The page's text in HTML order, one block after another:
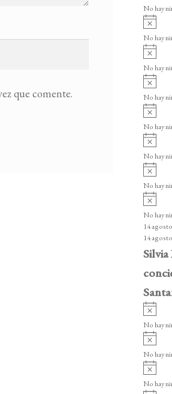
que comente.
e
n
t
o
s
o
i
o
No hay
v
i
o
No hay
A
v
i
o
No hay
A
v
i
o
No hay
v
i
o
No hay
v
i
o
No hay
v
i
o
No hay
v
i
s
o
No hay
14 agosto
14
v
i
o
No hay
v
i
o
No hay
v
i
No hay